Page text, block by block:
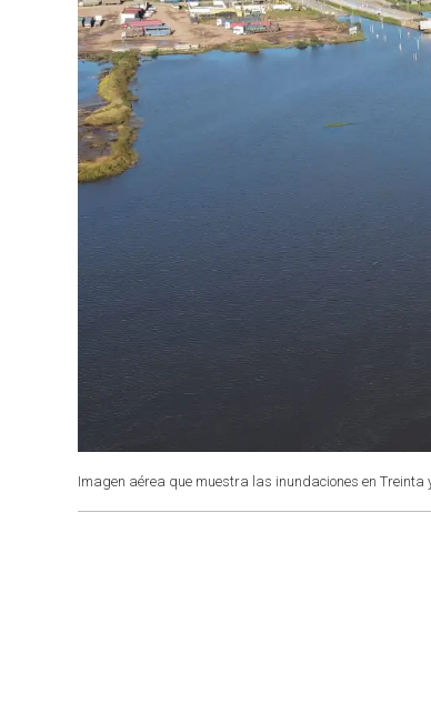
Imagen aérea que muestra las inundaciones en Treinta